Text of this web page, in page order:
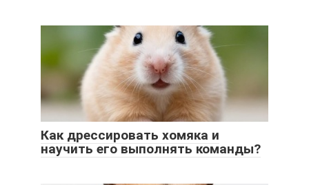
Как дрессировать хомяка и
научить его выполнять команды?